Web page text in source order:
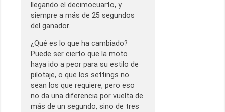
llegando el decimocuarto, y
siempre a más de 25 segundos
del ganador.
¿Qué es lo que ha cambiado?
Puede ser cierto que la moto
haya ido a peor para su estilo de
pilotaje, o que los settings no
sean los que requiere, pero eso
no da una diferencia por vuelta de
más de un segundo, sino de tres